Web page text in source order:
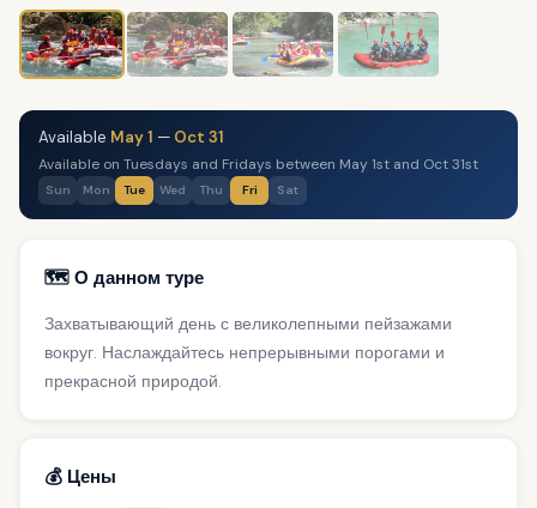
Available May 1 — Oct 31
Available on Tuesdays and Fridays between May 1st and Oct 31st
Sun Mon Tue Wed Thu Fri Sat
🗺️ О данном туре
Захватывающий день с великолепными пейзажами
вокруг. Наслаждайтесь непрерывными порогами и
прекрасной природой.
💰 Цены